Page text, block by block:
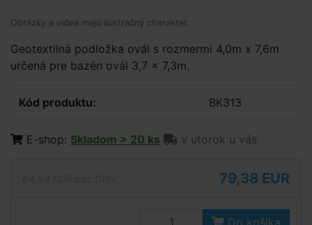
Obrázky a videá majú ilustračný charakter.
Geotextilná podložka ovál s rozmermi 4,0m x 7,6m
určená pre bazén ovál 3,7 x 7,3m.
Kód produktu: BK313
E-shop: Skladom > 20 ks v utorok u vás
79,38 EUR
Do košíka